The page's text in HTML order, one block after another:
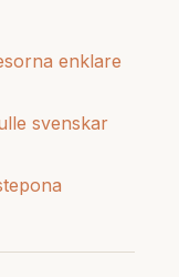
enklare
svenskar